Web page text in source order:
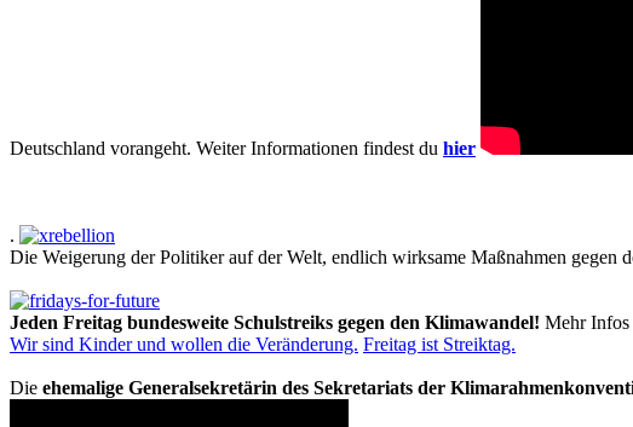
Deutschland vorangeht. Weiter Informationen findest du hier
.
Die Weigerung der Politiker auf der Welt, endlich wirksame Maßnahmen gegen
Jeden Freitag bundesweite Schulstreiks gegen den Klimawandel! Mehr Infos
Wir sind Kinder und wollen die Veränderung. Freitag ist Streiktag.
Die ehemalige Generalsekretärin des Sekretariats der